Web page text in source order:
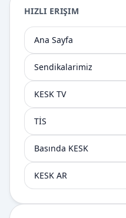
HIZLI ERIŞIM
Ana Sayfa
Sendikalarimiz
KESK TV
TİS
Basında KESK
KESK AR